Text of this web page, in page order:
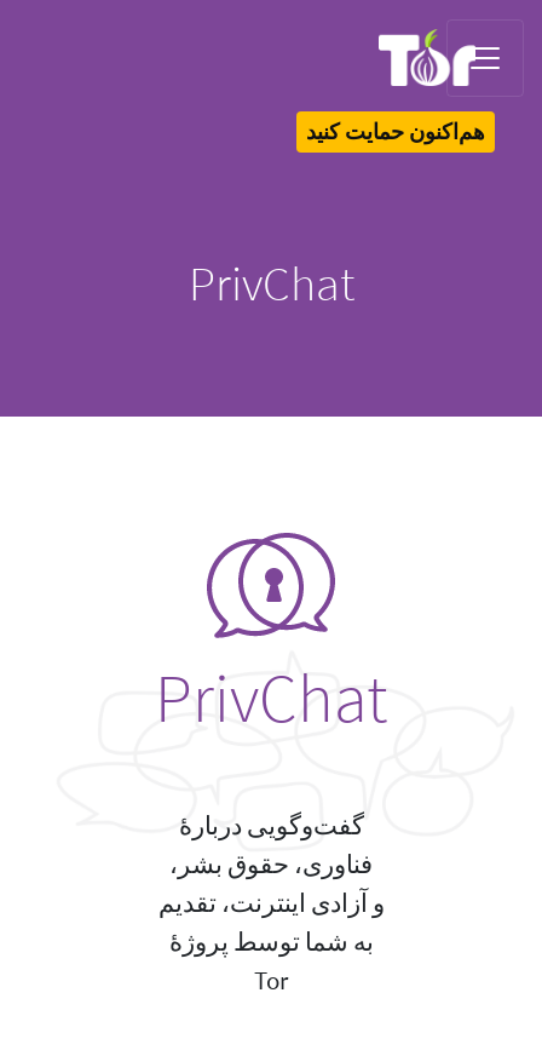
هم‌اکنون حمایت کنید
PrivChat
PrivChat
گفت‌وگویی دربارهٔ
فناوری، حقوق بشر،
و آزادی اینترنت، تقدیم
به شما توسط پروژهٔ
Tor